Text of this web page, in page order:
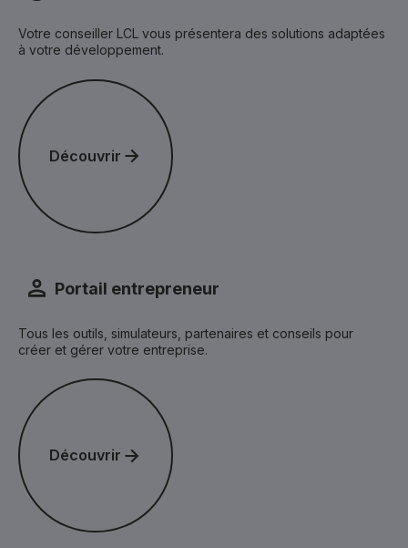
Votre conseiller LCL vous présentera des solutions adaptées
à votre développement.
Découvrir
Découvrir
Portail entrepreneur
Tous les outils, simulateurs, partenaires et conseils pour
créer et gérer votre entreprise.
Découvrir
Découvrir